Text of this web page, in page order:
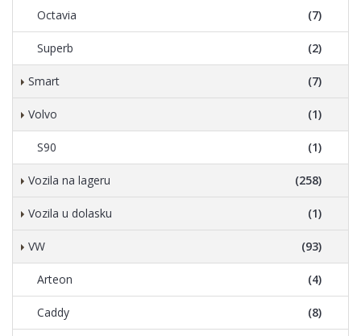
Octavia (7)
Superb (2)
Smart (7)
Volvo (1)
S90 (1)
Vozila na lageru (258)
Vozila u dolasku (1)
VW (93)
Arteon (4)
Caddy (8)